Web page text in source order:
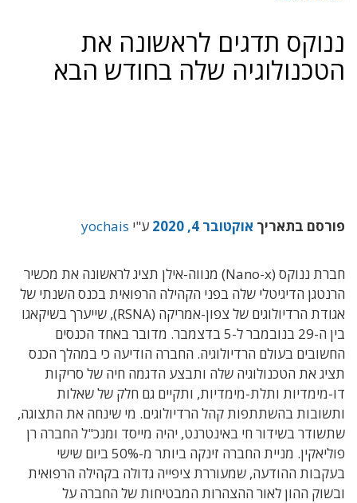
ננוקס תדגים לראשונה את
הטכנולוגיה שלה בחודש הבא
פורסם בתאריך אוקטובר 4, 2020 ע"י yochais
חברת ננוקס (Nano-x) מנווה-אילן תציג לראשונה את מכשיר
הרנטגן הדיגיטלי שלה בפני הקהילה הרפואית בכנס השנתי של
אגודת הרדיולוגים של צפון-אמריקה (RSNA), שייערך בשיקאגו
בין ה-29 בנובמבר ל-5 בדצמבר. מדובר באחד הכנסים
החשובים בעולם הרדיולוגיה. החברה הודיעה כי במהלך הכנס
תציג את הטכנולוגיה שלה ותבצע הדגמה חיה של סריקות
דו-מימדיות ותלת-מימדיות, ותקיים גם חלק של שאלות
ותשובות בהשתתפות קהל הרדיולוגים. מי שינחה את התצוגה,
שתשודר בשידור חי באינטרנט, יהיה מייסד ומנכ"ל החברה רן
פוליאקין. מניית החברה זינקה ביותר מ-50% ביום שישי
בעקבות ההודעה, שמעוררת ציפייה גדולה בקהילה הרפואית
ובשוק ההון לאור ההצהרות המבטיחות של החברה על